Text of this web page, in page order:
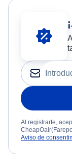
Al registrarte,
Aviso de